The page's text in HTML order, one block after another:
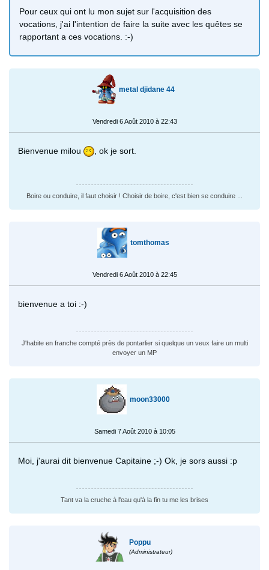
Pour ceux qui ont lu mon sujet sur l'acquisition des
vocations, j'ai l'intention de faire la suite avec les quêtes se
rapportant a ces vocations. :-)
metal djidane 44
Vendredi 6 Août 2010 à 22:43
Bienvenue milou , ok je sort.
Boire ou conduire, il faut choisir ! Choisir de boire, c'est bien se conduire ...
tomthomas
Vendredi 6 Août 2010 à 22:45
bienvenue a toi :-)
J'habite en franche compté près de pontarlier si quelque un veux faire un multi
envoyer un MP
moon33000
Samedi 7 Août 2010 à 10:05
Moi, j'aurai dit bienvenue Capitaine ;-) Ok, je sors aussi :p
Tant va la cruche à l'eau qu'à la fin tu me les brises
Poppu
(Administrateur)